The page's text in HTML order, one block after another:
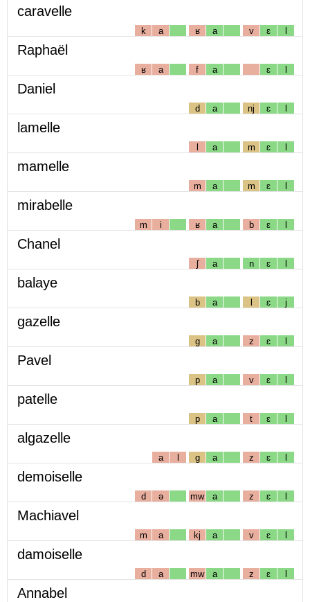
caravelle
k a ʁ a v ɛ l
Raphaël
ʁ a f a ɛ l
Daniel
d a nj ɛ l
lamelle
l a m ɛ l
mamelle
m a m ɛ l
mirabelle
m i ʁ a b ɛ l
Chanel
ʃ a n ɛ l
balaye
b a l ɛ j
gazelle
g a z ɛ l
Pavel
p a v ɛ l
patelle
p a t ɛ l
algazelle
a l g a z ɛ l
demoiselle
d ə mw a z ɛ l
Machiavel
m a kj a v ɛ l
damoiselle
d a mw a z ɛ l
Annabel